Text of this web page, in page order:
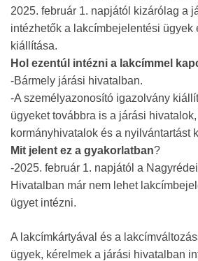
2025. február 1. napjától kizárólag a
intézhetők a lakcímbejelentési ügyek
kiállítása.
Hol ezentúl intézni a lakcímmel
-Bármely járási hivatalban.
-A személyazonosító igazolvány
ügyeket továbbra is a járási
kormányhivatalok és a nyilvántartást
Mit jelent ez a gyakorlatban?
-2025. február 1. napjától a
Hivatalban már nem lehet
ügyet intézni.
A lakcímkártyával és a
ügyek, kérelmek a járási hivatalban